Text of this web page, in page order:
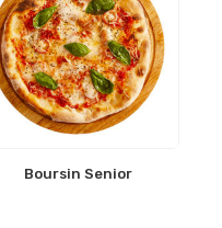
Boursin Senior